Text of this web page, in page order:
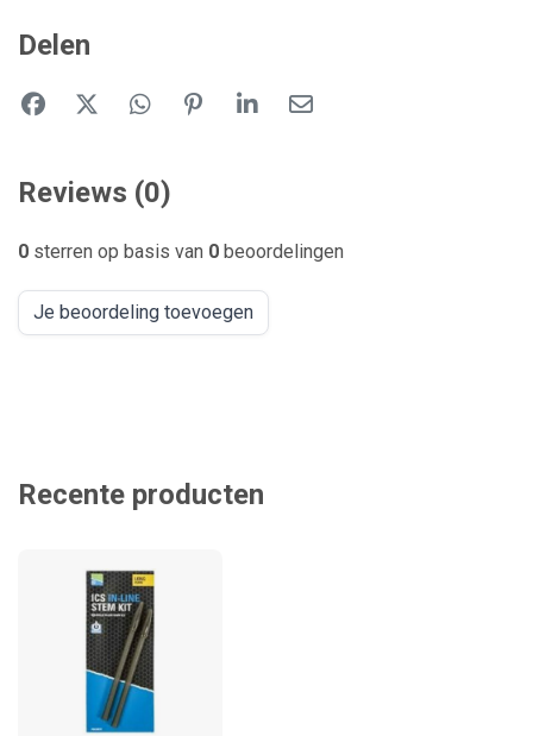
Delen
Reviews (0)
0 sterren op basis van 0 beoordelingen
Je beoordeling toevoegen
Recente producten